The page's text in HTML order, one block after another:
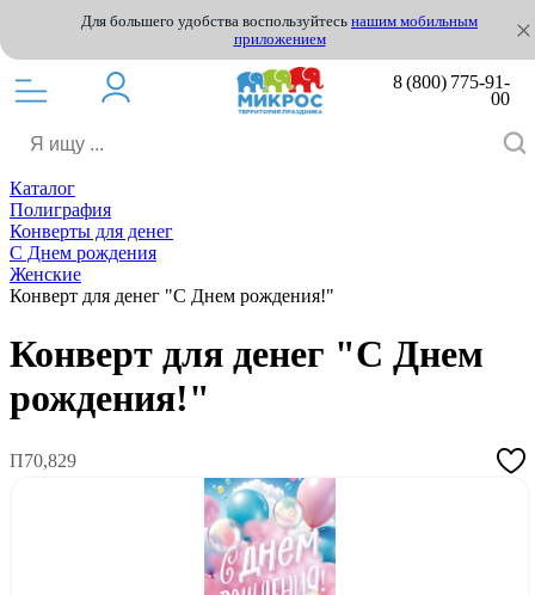
Для большего удобства воспользуйтесь нашим мобильным
приложением
8 (800) 775-91-
00
Каталог
Полиграфия
Конверты для денег
С Днем рождения
Женские
Конверт для денег "С Днем рождения!"
Конверт для денег "С Днем
рождения!"
П70,829